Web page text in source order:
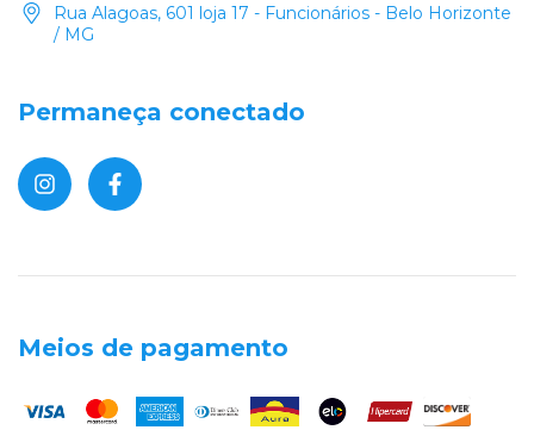
Rua Alagoas, 601 loja 17 - Funcionários - Belo Horizonte
/ MG
Permaneça conectado
Meios de pagamento